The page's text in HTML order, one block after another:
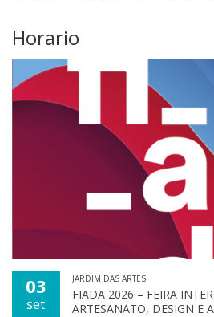
Horario
03
set
JARDIM DAS ARTES
FIADA 2026 – FEIRA
ARTESANATO, DESIGN E